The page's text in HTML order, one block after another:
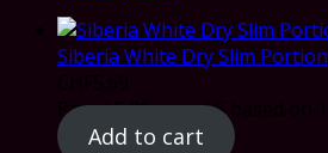
Siberia White Dry Slim Portion
Rated5.00out of 5 based on
Add to cart